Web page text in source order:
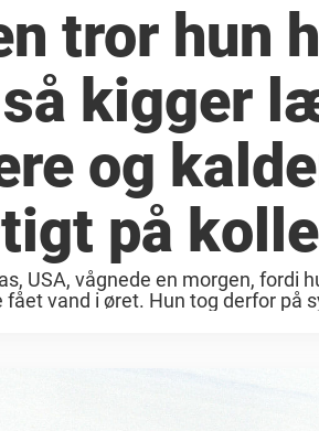
tror hun
kigger
og
på
USA, vågnede en morgen, fordi
vand i øret. Hun tog derfor på